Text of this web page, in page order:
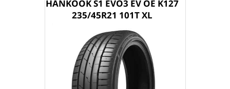
HANKOOK S1 EVO3 EV OE K127
235/45R21 101T XL